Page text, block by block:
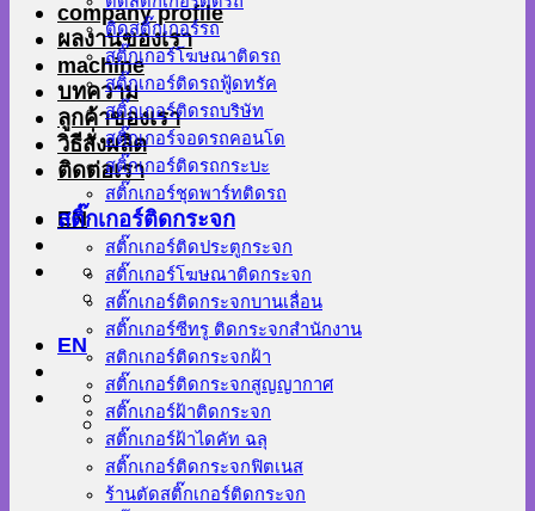
company profile
ผลงานของเรา
machine
บทความ
ลูกค้าของเรา
วิธีสั่งผลิต
ติดต่อเรา
EN
EN
ติดสติ๊กเกอร์รถ
สติ๊กเกอร์โฆษณาติดรถ
สติ๊กเกอร์ติดรถฟู้ดทรัค
สติ๊กเกอร์ติดรถบริษัท
สติ๊กเกอร์จอดรถคอนโด
สติ๊กเกอร์ติดรถกระบะ
สติ๊กเกอร์ชุดพาร์ทติดรถ
สติ๊กเกอร์ติดกระจก
สติ๊กเกอร์ติดประตูกระจก
สติ๊กเกอร์โฆษณาติดกระจก
สติ๊กเกอร์ติดกระจกบานเลื่อน
สติ๊กเกอร์ซีทรู ติดกระจกสำนักงาน
สติกเกอร์ติดกระจกฝ้า
สติ๊กเกอร์ติดกระจกสูญญากาศ
สติ๊กเกอร์ฝ้าติดกระจก
สติ๊กเกอร์ฝ้าไดคัท ฉลุ
สติ๊กเกอร์ติดกระจกฟิตเนส
ร้านตัดสติ๊กเกอร์ติดกระจก